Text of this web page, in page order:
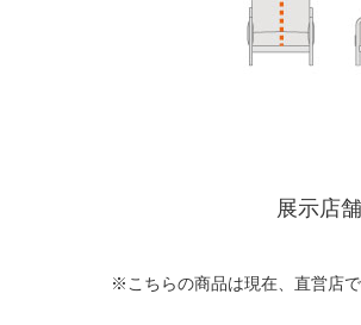
展示店舗
※こちらの商品は現在、直営店で